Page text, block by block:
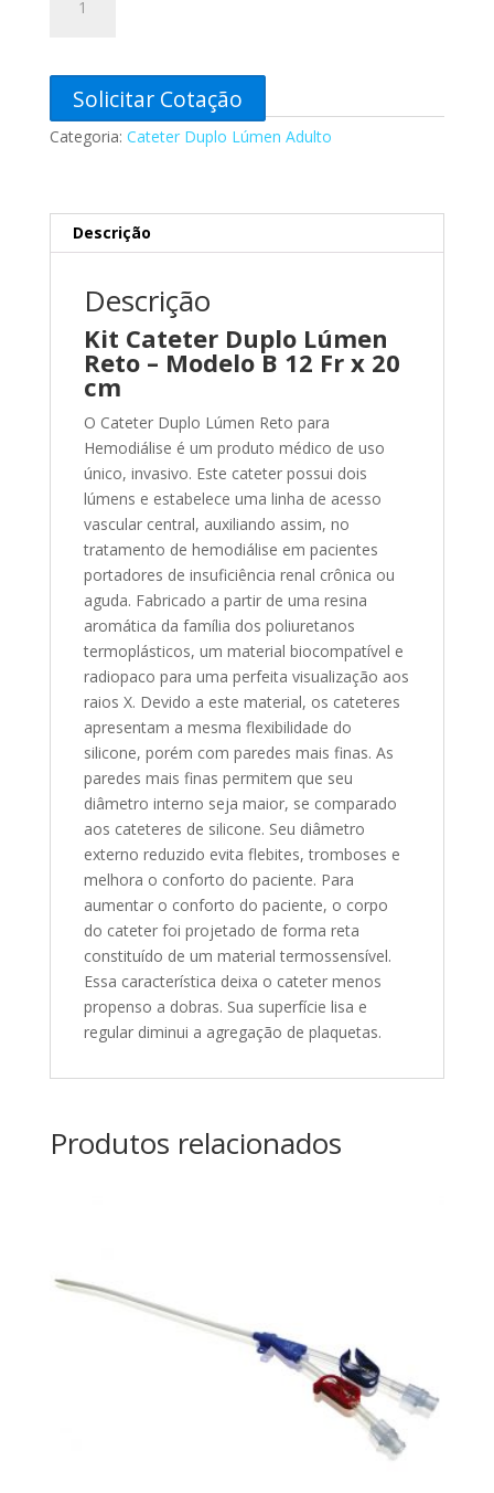
Cateter
Reto
–
Modelo
Fr
Solicitar Cotação
Categoria: Cateter Duplo Lúmen Adulto
Descrição
Descrição
Kit Cateter Duplo Lúmen
Reto – Modelo B 12 Fr x 20
cm
O Cateter Duplo Lúmen Reto para
Hemodiálise é um produto médico de uso
único, invasivo. Este cateter possui dois
lúmens e estabelece uma linha de acesso
vascular central, auxiliando assim, no
tratamento de hemodiálise em pacientes
portadores de insuficiência renal crônica ou
aguda. Fabricado a partir de uma resina
aromática da família dos poliuretanos
termoplásticos, um material biocompatível e
radiopaco para uma perfeita visualização aos
raios X. Devido a este material, os cateteres
apresentam a mesma flexibilidade do
silicone, porém com paredes mais finas. As
paredes mais finas permitem que seu
diâmetro interno seja maior, se comparado
aos cateteres de silicone. Seu diâmetro
externo reduzido evita flebites, tromboses e
melhora o conforto do paciente. Para
aumentar o conforto do paciente, o corpo
do cateter foi projetado de forma reta
constituído de um material termossensível.
Essa característica deixa o cateter menos
propenso a dobras. Sua superfície lisa e
regular diminui a agregação de plaquetas.
Produtos relacionados